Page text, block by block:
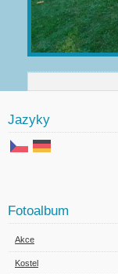
Jazyky
Fotoalbum
Akce
Kostel